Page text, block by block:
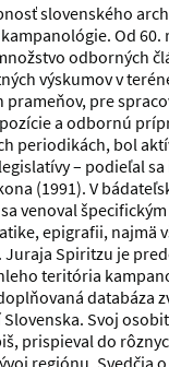
slovenského
Od 60.
odborných
výskumov v
prameňov, pre
a odbornú
periodikách, bol
– podieľal
(1991). V
venoval
epigrafii, najmä
Juraja Spiritzu je
teritória
databáza
Svoj
prispieval do
regiónu. Svedčia